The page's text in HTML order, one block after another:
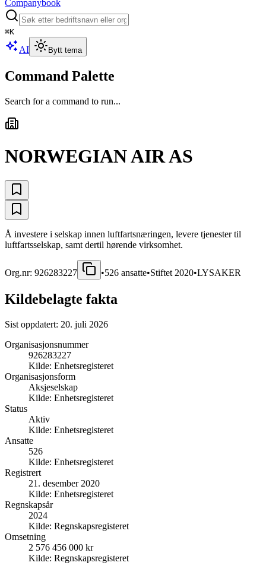
Companybook
⌘K
AI Bytt tema
Command Palette
Search for a command to run...
NORWEGIAN AIR AS
Å investere i selskap innen luftfartsnæringen, levere tjenester til
luftfartsselskap, samt dertil hørende virksomhet.
Org.nr: 926283227 •526 ansatte•Stiftet 2020•LYSAKER
Kildebelagte fakta
Sist oppdatert: 20. juli 2026
Organisasjonsnummer
926283227
Kilde: Enhetsregisteret
Organisasjonsform
Aksjeselskap
Kilde: Enhetsregisteret
Status
Aktiv
Kilde: Enhetsregisteret
Ansatte
526
Kilde: Enhetsregisteret
Registrert
21. desember 2020
Kilde: Enhetsregisteret
Regnskapsår
2024
Kilde: Regnskapsregisteret
Omsetning
2 576 456 000 kr
Kilde: Regnskapsregisteret